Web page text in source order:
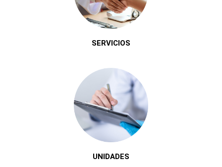
SERVICIOS
UNIDADES